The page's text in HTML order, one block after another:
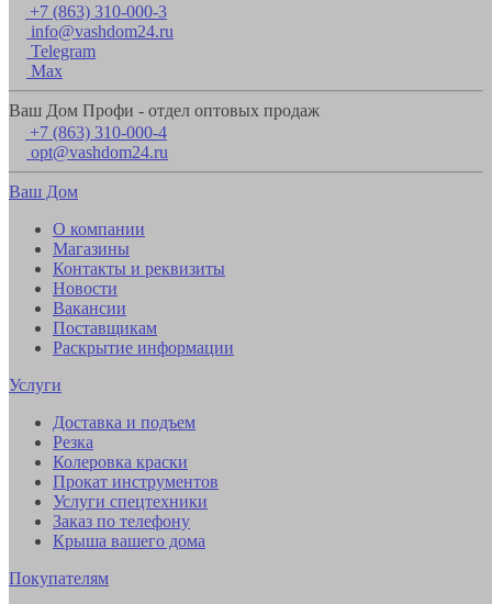
+7 (863) 310-000-3
info@vashdom24.ru
Telegram
Max
Ваш Дом Профи - отдел оптовых продаж
+7 (863) 310-000-4
opt@vashdom24.ru
Ваш Дом
О компании
Магазины
Контакты и реквизиты
Новости
Вакансии
Поставщикам
Раскрытие информации
Услуги
Доставка и подъем
Резка
Колеровка краски
Прокат инструментов
Услуги спецтехники
Заказ по телефону
Крыша вашего дома
Покупателям